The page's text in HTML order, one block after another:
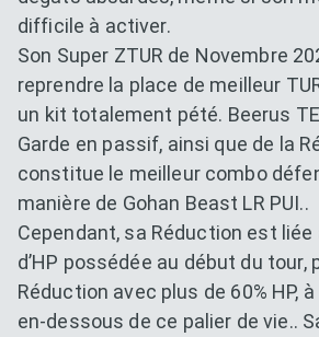
difficile à activer.
Son Super ZTUR de Novembre
reprendre la place de meilleur
un kit totalement pété. Beerus
Garde en passif, ainsi que de la
constitue le meilleur combo
manière de Gohan Beast LR PUI..
Cependant, sa Réduction est
d’HP possédée au début du tour,
Réduction avec plus de 60% HP,
en-dessous de ce palier de vie..